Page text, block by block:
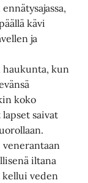
kävi
ja
haukunta, kun
koko
saivat
iltana
kellui veden